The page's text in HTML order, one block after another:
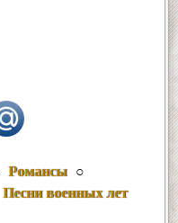
Романсы ○
Песни военных лет